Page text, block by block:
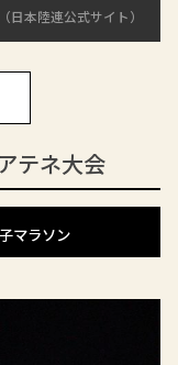
（日本陸連公式サイト）
テネ大会
マラソン